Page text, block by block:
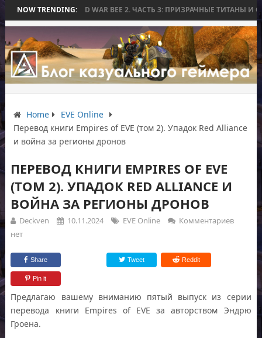
NOW TRENDING:
WORLD WAR BEE 2. ЧАСТЬ 3: ПРИЗРАЧНЫЕ ТИТАНЫ И ОСАДА НА
Home
EVE Online
Перевод книги Empires of EVE (том 2). Упадок Red Alliance
и война за регионы дронов
ПЕРЕВОД КНИГИ EMPIRES OF EVE
(ТОМ 2). УПАДОК RED ALLIANCE И
ВОЙНА ЗА РЕГИОНЫ ДРОНОВ
Deckven 10.11.2024 EVE Online
Комментариев
нет
Share Tweet Reddit
Pin it
Предлагаю вашему вниманию пятый выпуск из серии
перевода книги Empires of EVE за авторством Эндрю
Гроена.